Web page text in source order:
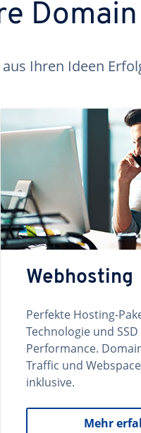
aus Ihren Ideen
Webhosting
Perfekte Hosting-
Technologie und
Performance.
Traffic und
inklusive.
Mehr